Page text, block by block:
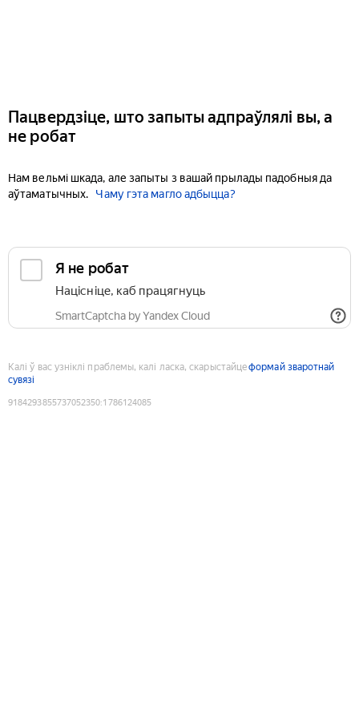
Пацвердзіце, што запыты адпраўлялі вы, а
не робат
Нам вельмі шкада, але запыты з вашай прылады падобныя да
аўтаматычных.
Чаму гэта магло адбыцца?
Я не робат
Націсніце, каб працягнуць
SmartCaptcha by Yandex Cloud
Калі ў вас узніклі праблемы, калі ласка, скарыстайцеформай зваротнай
сувязі
9184293855737052350:1786124085